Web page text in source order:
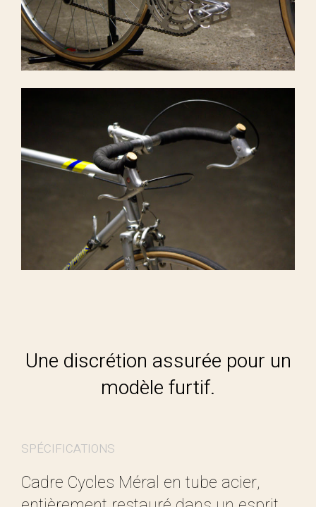
Une discrétion assurée pour un
modèle furtif.
SPÉCIFICATIONS
Cadre Cycles Méral en tube acier,